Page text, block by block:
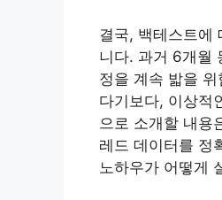
결국, 백테스트에
니다. 과거 6개월
정을 계속 밟을
다기보다, 이상적
으로 소개할 내용
레드 데이터를 정
노하우가 어떻게